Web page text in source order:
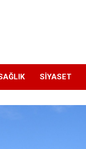
SIYASET